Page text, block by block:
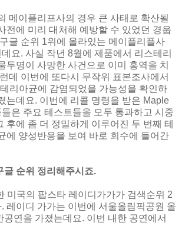
메이플리프사의 경우 큰 사태로 확산될
전에 미리 대처해 예방할 수 있었던 경웁
글 순위 1위에 올라있는 메이플리플사
요. 사실 작년 8월에 제품에서 리스테리
두명이 사망한 사건으로 이미 홍역을 치
데 이번에 또다시 무작위 표본조사에서
리아균에 감염되었을 가능성을 확인하
는데요. 이번에 리콜 명령을 받은 Maple
은 주요 테스트들을 모두 통과하고 시중
후에 좀 더 정밀하게 이루어진 두 번째 테
에 양성반응을 보여 바로 회수에 들어간
글 순위 정리해주시죠.
미국의 팝스타 레이디가가가 검색순위 2
레이디 가가는 이번에 서울올림픽공원 올
공연을 가졌는데요. 이번 내한 공연에서